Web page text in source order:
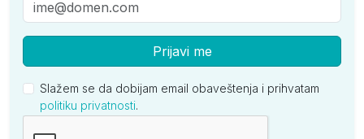
Prijavi me
Slažem se da dobijam email obaveštenja i prihvatam
politiku privatnosti.